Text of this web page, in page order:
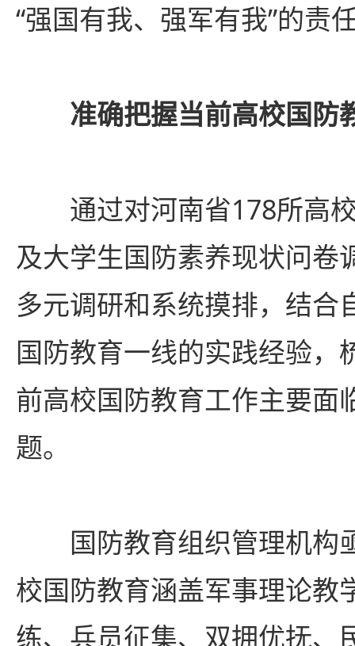
“强国有我、强军有我”的责
准确把握当前高校国防
通过对河南省178所高
及大学生国防素养现状问卷
多元调研和系统摸排，结合
国防教育一线的实践经验，
前高校国防教育工作主要面
题。
国防教育组织管理机构
校国防教育涵盖军事理论教
练、兵员征集、双拥优抚、